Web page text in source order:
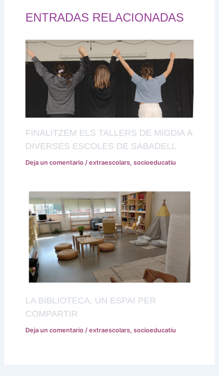
ENTRADAS RELACIONADAS
FINALITZEM ELS TALLERS DE MIGDIA A
DIVERSES ESCOLES DE SABADELL
Deja un comentario / extraescolars, socioeducatiu
LA BIBLIOTECA, UN ESPAI PER
COMPARTIR
Deja un comentario / extraescolars, socioeducatiu